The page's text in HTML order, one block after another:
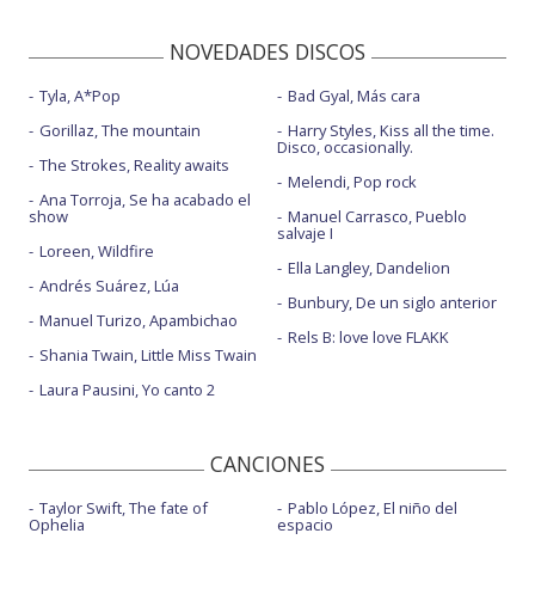
NOVEDADES DISCOS
Tyla, A*Pop
Gorillaz, The mountain
The Strokes, Reality awaits
Ana Torroja, Se ha acabado el
show
Loreen, Wildfire
Andrés Suárez, Lúa
Manuel Turizo, Apambichao
Shania Twain, Little Miss Twain
Laura Pausini, Yo canto 2
Bad Gyal, Más cara
Harry Styles, Kiss all the time.
Disco, occasionally.
Melendi, Pop rock
Manuel Carrasco, Pueblo
salvaje I
Ella Langley, Dandelion
Bunbury, De un siglo anterior
Rels B: love love FLAKK
CANCIONES
Taylor Swift, The fate of
Ophelia
Pablo López, El niño del
espacio